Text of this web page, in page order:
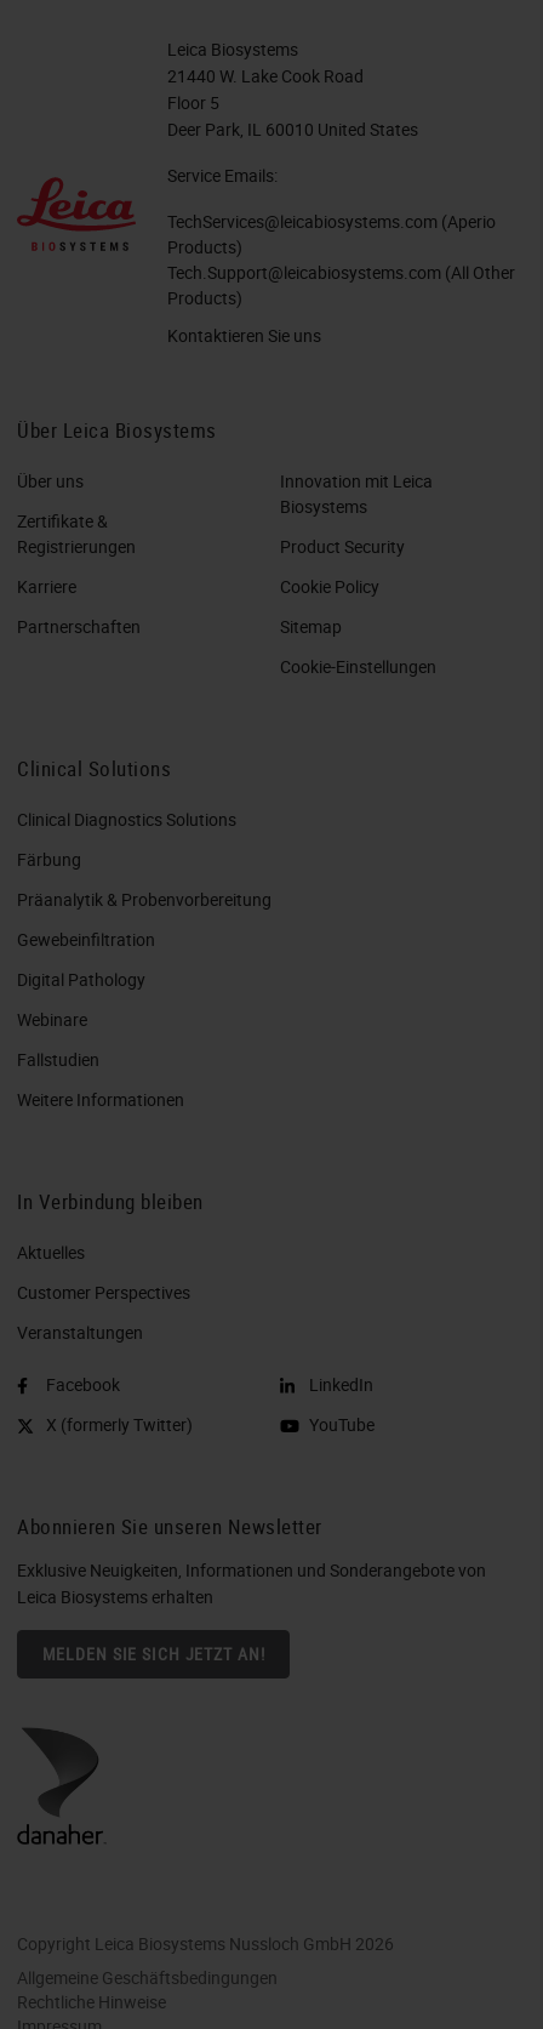
Leica Biosystems
21440 W. Lake Cook Road
Floor 5
Deer Park, IL 60010 United States
Service Emails:
TechServices@leicabiosystems.com (Aperio
Products)
Tech.Support@leicabiosystems.com (All Other
Products)
Kontaktieren Sie uns
Über Leica Biosystems
Über uns
Zertifikate &
Registrierungen
Karriere
Partnerschaften
Innovation mit Leica
Biosystems
Product Security
Cookie Policy
Sitemap
Cookie-Einstellungen
Clinical Solutions
Clinical Diagnostics Solutions
Färbung
Präanalytik & Probenvorbereitung
Gewebeinfiltration
Digital Pathology
Webinare
Fallstudien
Weitere Informationen
In Verbindung bleiben
Aktuelles
Customer Perspectives​
Veranstaltungen
Facebook
X (formerly Twitter)
LinkedIn
YouTube
Abonnieren Sie unseren Newsletter
Exklusive Neuigkeiten, Informationen und Sonderangebote von
Leica Biosystems erhalten
MELDEN SIE SICH JETZT AN!
Copyright Leica Biosystems Nussloch GmbH 2026
Allgemeine Geschäftsbedingungen
Rechtliche Hinweise